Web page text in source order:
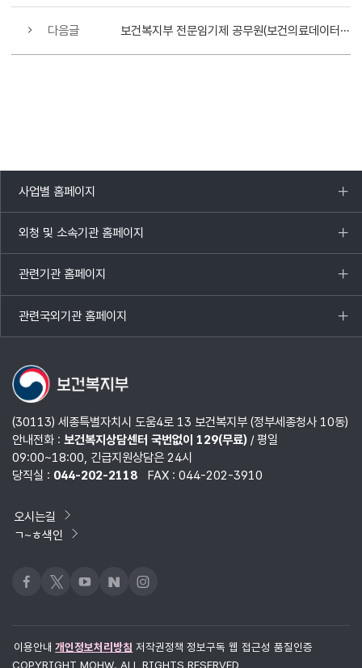
다음글 보건복지부 전문임기제 공무원(보건의료데이터진흥과) 서류전형 합격자 및 면접시험 시행계획 공고
사업별 홈페이지
목록
열기
외청 및 소속기관 홈페이지
목록
열기
관련기관 홈페이지
목록
열기
관련국외기관 홈페이지
목록
열기
(30113) 세종특별자치시 도움4로 13 보건복지부 (정부세종청사 10동)
안내전화 : 보건복지상담센터 국번없이 129(무료)/ 평일
09:00~18:00, 긴급지원상담은 24시
당직실 : 044-202-2118 FAX : 044-202-3910
오시는길
ㄱ~ㅎ색인
페이스북
x 유튜브네이버블로그
인스타그램
이용안내 개인정보처리방침 저작권정책 정보구독 웹 접근성 품질인증
COPYRIGHT MOHW. ALL RIGHTS RESERVED